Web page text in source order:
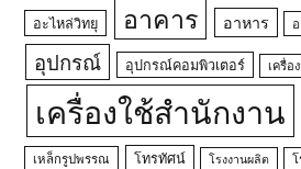
อะไหล่วิทยุ อาคาร อาหาร
อุปกรณ์ อุปกรณ์คอมพิวเตอร์ เครื่อ
เครื่องใช้สำนักงาน
เหล็กรูปพรรณ โทรทัศน์ โรงงานผลิต